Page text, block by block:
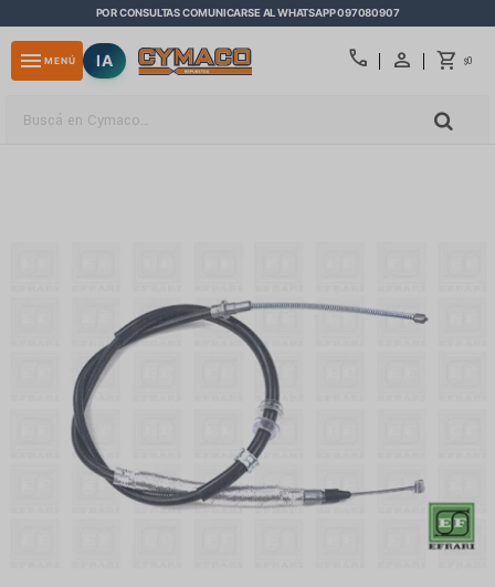
POR CONSULTAS COMUNICARSE AL WHATSAPP 097080907
call $0
menu MENÚ IA
close